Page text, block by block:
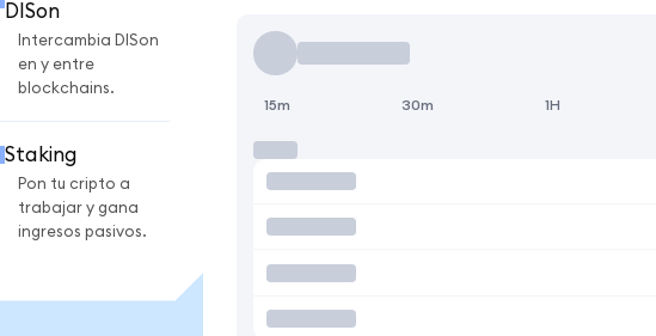
DISon
Intercambia DISon
en y entre
blockchains.
Staking
Pon tu cripto a
trabajar y gana
ingresos pasivos.
15m 30m 1H